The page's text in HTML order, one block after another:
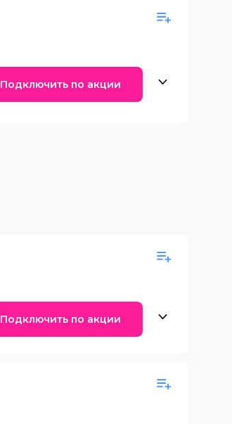
Подключить по акции
Подключить по акции